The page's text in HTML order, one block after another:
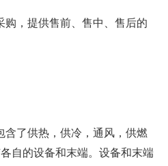
购，提供售前、售中、售后的
含了供热，供冷，通风，供燃
自的设备和末端。设备和末端